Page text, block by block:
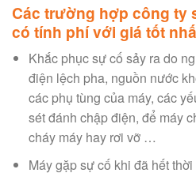
Các trường hợp công ty
có tính phí với giá tốt
Khắc phục sự cố sảy ra do
điện lệch pha, nguồn nước
các phụ tùng của máy, các
sét đánh chập điện, để máy
cháy máy hay rơi vỡ …
Máy gặp sự cố khi đã hết